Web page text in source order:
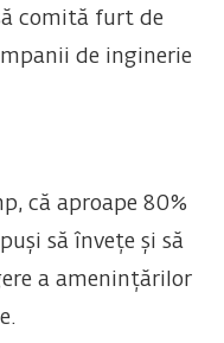
comită furt de
de inginerie
că aproape 80%
să învețe și să
a amenințărilor